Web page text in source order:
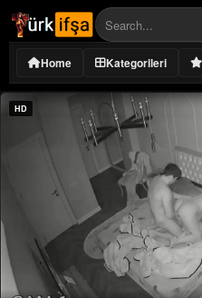
Home Kategorileri
HD